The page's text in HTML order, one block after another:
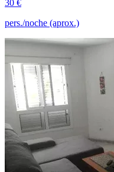
30 €
pers./noche (aprox.)